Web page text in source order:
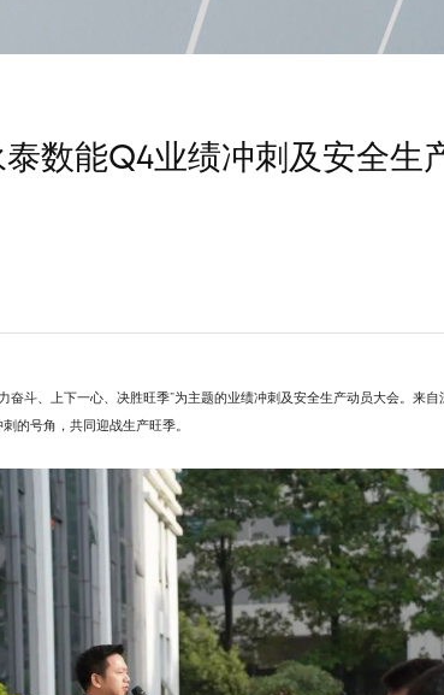
数能Q4业绩冲刺及安全生
奋斗、上下一心、决胜旺季”为主题的业绩冲刺及安全生产动员大会。来
的号角，共同迎战生产旺季。